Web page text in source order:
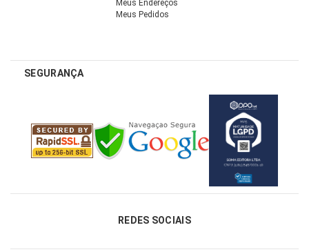
Meus Endereços
Meus Pedidos
SEGURANÇA
REDES SOCIAIS